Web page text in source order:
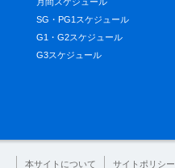
SG・PG1スケジュール
G1・G2スケジュール
G3スケジュール
本サイトについて サイトポリシー